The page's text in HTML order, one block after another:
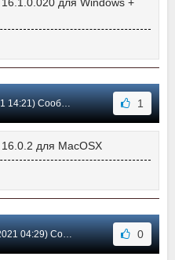
Сообщение #121 1
для MacOSX
Сообщение #120 0